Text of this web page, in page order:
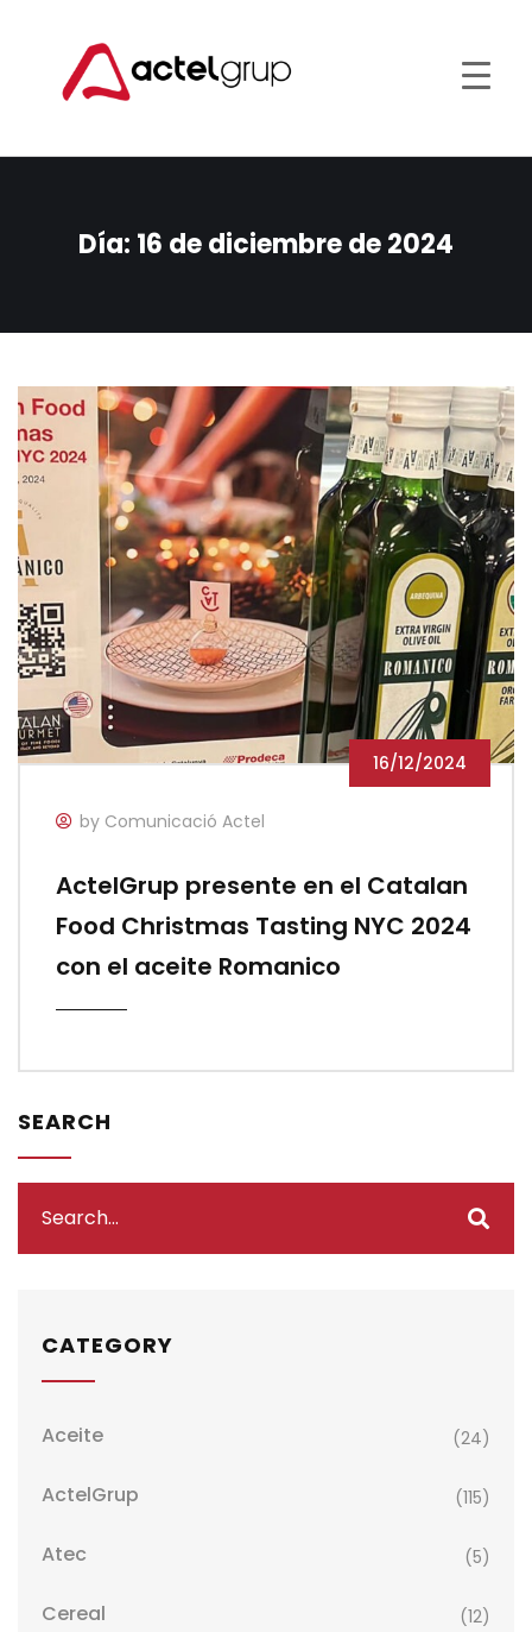
Día: 16 de diciembre de 2024
16/12/2024
by Comunicació Actel
ActelGrup presente en el Catalan
Food Christmas Tasting NYC 2024
con el aceite Romanico
SEARCH
CATEGORY
Aceite (24)
ActelGrup (115)
Atec (5)
Cereal (12)